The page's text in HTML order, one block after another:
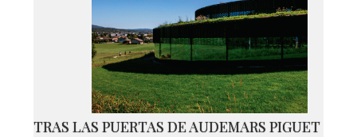
TRAS LAS PUERTAS DE AUDEMARS PIGUET